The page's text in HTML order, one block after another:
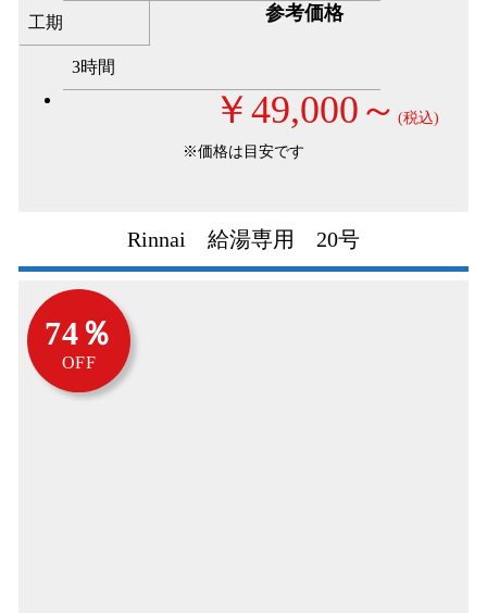
工期
3時間
参考価格
￥49,000～(税込)
※価格は目安です
Rinnai 給湯専用 20号
74％
OFF